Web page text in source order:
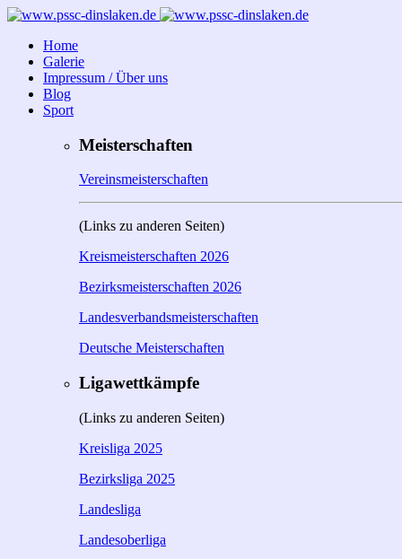
Home
Galerie
Impressum / Über uns
Blog
Sport
Meisterschaften
Vereinsmeisterschaften
(Links zu anderen Seiten)
Kreismeisterschaften 2026
Bezirksmeisterschaften 2026
Landesverbandsmeisterschaften
Deutsche Meisterschaften
Ligawettkämpfe
(Links zu anderen Seiten)
Kreisliga 2025
Bezirksliga 2025
Landesliga
Landesoberliga